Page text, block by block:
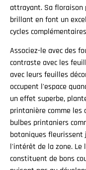
attrayant. Sa
brillant en font un
cycles
Associez-le avec des
contraste avec les
avec leurs feuilles
occupent l'espace
un effet superbe,
printanière comme les
bulbes printaniers
botaniques
l'intérêt de la zone. Le
constituent de bons